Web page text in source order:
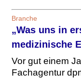
Branche
„Was uns in
medizinische
Vor gut einem
Fachagentur